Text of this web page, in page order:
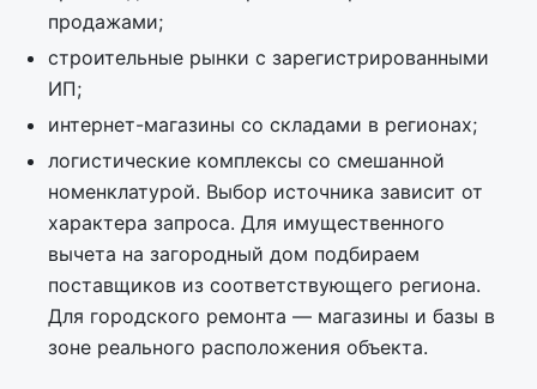
продажами;
строительные рынки с зарегистрированными
ИП;
интернет-магазины со складами в регионах;
логистические комплексы со смешанной
номенклатурой. Выбор источника зависит от
характера запроса. Для имущественного
вычета на загородный дом подбираем
поставщиков из соответствующего региона.
Для городского ремонта — магазины и базы в
зоне реального расположения объекта.